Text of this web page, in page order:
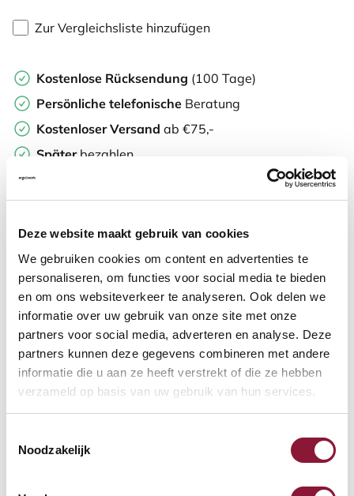
Deze website maakt gebruik van cookies
We gebruiken cookies om content en advertenties te
personaliseren, om functies voor social media te bieden
en om ons websiteverkeer te analyseren. Ook delen we
informatie over uw gebruik van onze site met onze
partners voor social media, adverteren en analyse. Deze
partners kunnen deze gegevens combineren met andere
informatie die u aan ze heeft verstrekt of die ze hebben
verzameld op basis van uw gebruik van hun services.
Noodzakelijk
Zur Vergleichsliste hinzufügen
Kostenlose Rücksendung (100 Tage)
Persönliche telefonische Beratung
Kostenloser Versand ab €75,-
Später bezahlen
Weitere Informationen
Häufig zusammen gekauft mit
Kabelführung Sempurna
1200 mm